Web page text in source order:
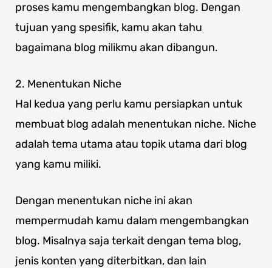
proses kamu mengembangkan blog. Dengan
tujuan yang spesifik, kamu akan tahu
bagaimana blog milikmu akan dibangun.
2. Menentukan Niche
Hal kedua yang perlu kamu persiapkan untuk
membuat blog adalah menentukan niche. Niche
adalah tema utama atau topik utama dari blog
yang kamu miliki.
Dengan menentukan niche ini akan
mempermudah kamu dalam mengembangkan
blog. Misalnya saja terkait dengan tema blog,
jenis konten yang diterbitkan, dan lain